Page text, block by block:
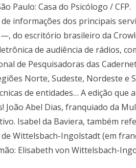
Paulo: Casa do Psicólogo / CFP.
informações dos principais
do escritório brasileiro da
de audiência de rádios,
de Pesquisadoras das
Norte, Sudeste, Nordeste e
de entidades… A edição que
João Abel Dias, franquiado da
Isabel da Baviera, também
Wittelsbach-Ingolstadt (em
Elisabeth von Wittelsbach-